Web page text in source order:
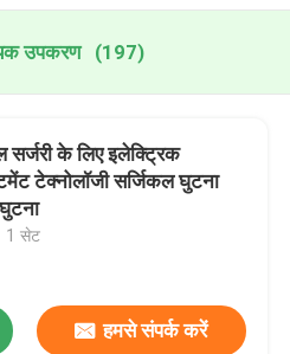
उपकरण (197)
सर्जरी के लिए इलेक्ट्रिक
टेक्नोलॉजी सर्जिकल घुटना
1 सेट
हमसे संपर्क करें